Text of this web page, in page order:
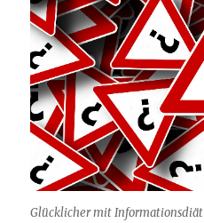
Glücklicher mit Informationsdiät